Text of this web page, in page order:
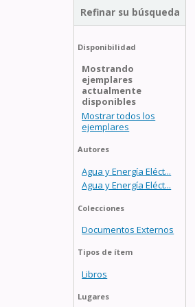
Refinar su búsqueda
Disponibilidad
Mostrando
ejemplares
actualmente
disponibles
Mostrar todos los
ejemplares
Autores
Agua y Energía Eléct...
Agua y Energía Eléct...
Colecciones
Documentos Externos
Tipos de ítem
Libros
Lugares